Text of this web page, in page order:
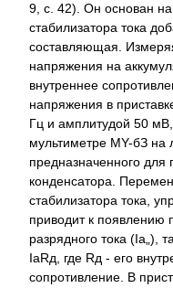
9, с. 42). Он основан
стабилизатора тока
составляющая.
напряжения на
внутреннее
напряжения в
Гц и амплитудой 50 мВ,
мультиметре MY-бЗ на
предназначенного
конденсатора.
стабилизатора тока,
приводит к появлению
разрядного тока (Iа„),
IаRд, где Rд - его
сопротивление. В